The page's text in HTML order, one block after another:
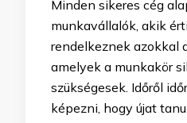
Minden sikeres cég
munkavállalók, akik
rendelkeznek azokkal
amelyek a munkakör
szükségesek. Időről
képezni, hogy újat